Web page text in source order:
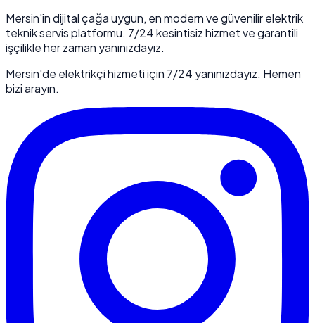
Mersin'in dijital çağa uygun, en modern ve güvenilir elektrik
teknik servis platformu. 7/24 kesintisiz hizmet ve garantili
işçilikle her zaman yanınızdayız.
Mersin'de elektrikçi hizmeti için 7/24 yanınızdayız. Hemen
bizi arayın.